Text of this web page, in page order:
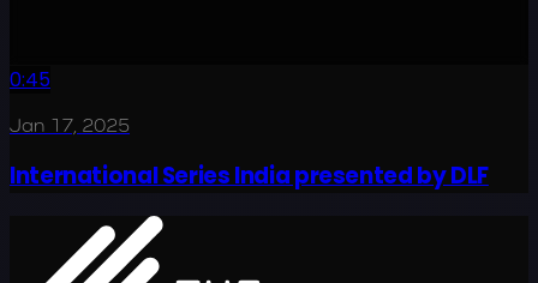
0:45
Jan 17, 2025
International Series India presented by DLF